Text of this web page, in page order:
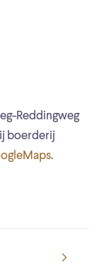
Reddingweg
boerderij
.